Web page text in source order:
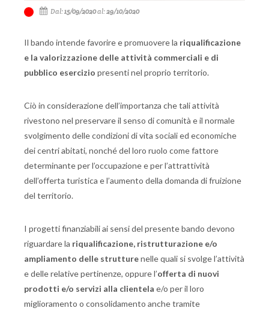
Dal:15/09/2020al:29/10/2020
Il bando intende favorire e promuovere la riqualificazione
e la valorizzazione delle attività commerciali e di
pubblico esercizio presenti nel proprio territorio.
Ciò in considerazione dell’importanza che tali attività
rivestono nel preservare il senso di comunità e il normale
svolgimento delle condizioni di vita sociali ed economiche
dei centri abitati, nonché del loro ruolo come fattore
determinante per l’occupazione e per l’attrattività
dell’offerta turistica e l’aumento della domanda di fruizione
del territorio.
I progetti finanziabili ai sensi del presente bando devono
riguardare la riqualificazione, ristrutturazione e/o
ampliamento delle strutturenelle quali si svolge l’attività
e delle relative pertinenze, oppure l’offerta di nuovi
prodotti e/o servizi alla clientela e/o per il loro
miglioramento o consolidamento anche tramite